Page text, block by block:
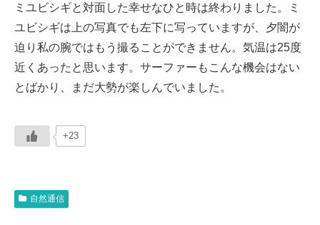
ミユビシギと対面した幸せなひと時は終わりました。ミ
ユビシギは上の写真でも左下に写っていますが、夕闇が
迫り私の腕ではもう撮ることができません。気温は25度
近くあったと思います。サーファーもこんな機会はない
とばかり、まだ大勢が楽しんでいました。
+23
自然通信